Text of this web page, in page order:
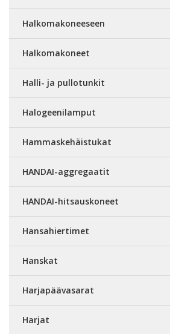
Halkomakoneeseen
Halkomakoneet
Halli- ja pullotunkit
Halogeenilamput
Hammaskehäistukat
HANDAI-aggregaatit
HANDAI-hitsauskoneet
Hansahiertimet
Hanskat
Harjapäävasarat
Harjat